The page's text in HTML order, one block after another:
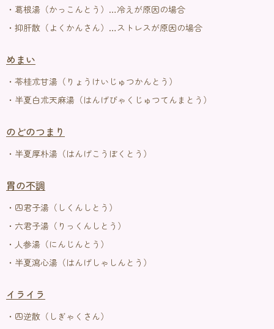
・葛根湯（かっこんとう）…冷えが原因の場合
・抑肝散（よくかんさん）…ストレスが原因の場合
めまい
・苓桂朮甘湯（りょうけいじゅつかんとう）
・半夏白朮天麻湯（はんげびゃくじゅつてんまとう）
のどのつまり
・半夏厚朴湯（はんげこうぼくとう）
胃の不調
・四君子湯（しくんしとう）
・六君子湯（りっくんしとう）
・人参湯（にんじんとう）
・半夏瀉心湯（はんげしゃしんとう）
イライラ
・四逆散（しぎゃくさん）